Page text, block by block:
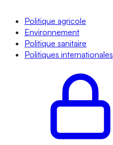
Politique agricole
Environnement
Politique sanitaire
Politiques internationales